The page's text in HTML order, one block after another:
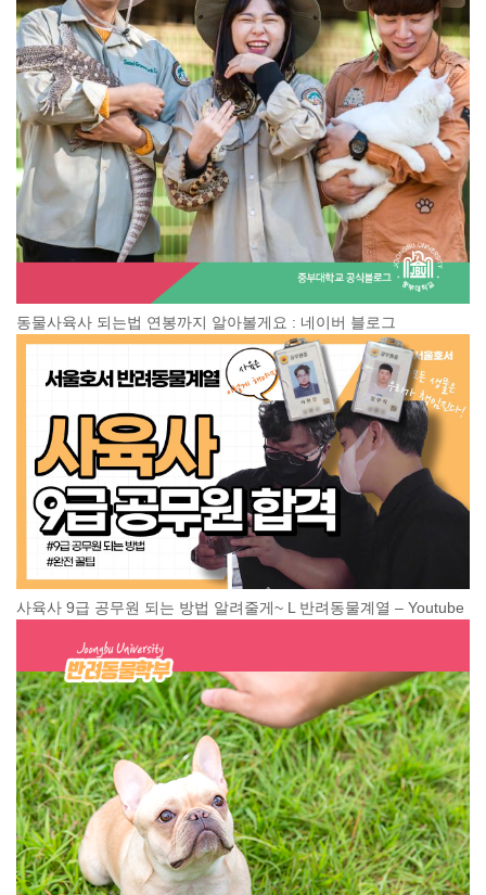
동물사육사 되는법 연봉까지 알아볼게요 : 네이버 블로그
사육사 9급 공무원 되는 방법 알려줄게~ L 반려동물계열 – Youtube